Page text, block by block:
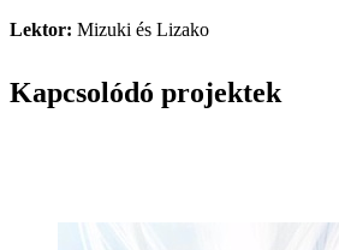
Lektor: Mizuki és Lizako
Kapcsolódó projektek